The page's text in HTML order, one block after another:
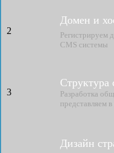
2
Домен и
Регистрируем
CMS системы
3
Структура
Разработка
представляем
Дизайн